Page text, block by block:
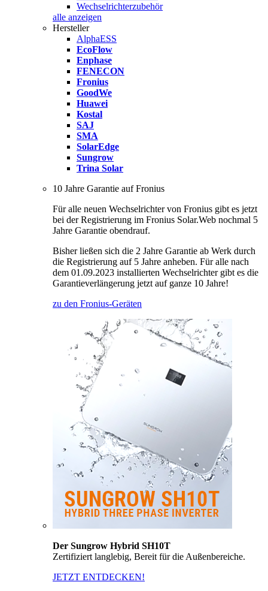
Wechselrichterzubehör
alle anzeigen
Hersteller
AlphaESS
EcoFlow
Enphase
FENECON
Fronius
GoodWe
Huawei
Kostal
SAJ
SMA
SolarEdge
Sungrow
Trina Solar
10 Jahre Garantie auf Fronius
Für alle neuen Wechselrichter von Fronius gibt es jetzt
bei der Registrierung im Fronius Solar.Web nochmal 5
Jahre Garantie obendrauf.
Bisher ließen sich die 2 Jahre Garantie ab Werk durch
die Registrierung auf 5 Jahre anheben. Für alle nach
dem 01.09.2023 installierten Wechselrichter gibt es die
Garantieverlängerung jetzt auf ganze 10 Jahre!
zu den Fronius-Geräten
Der Sungrow Hybrid SH10T
Zertifiziert langlebig, Bereit für die Außenbereiche.
JETZT ENTDECKEN!